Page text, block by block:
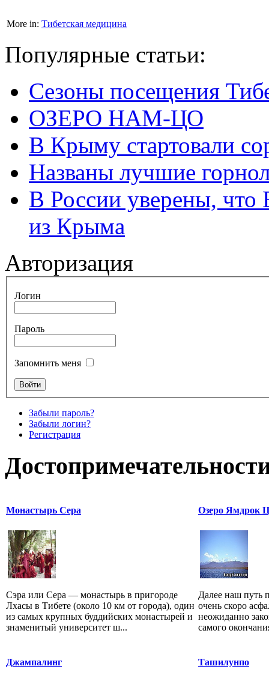
More in: Тибетская медицина
Популярные статьи:
Сезоны посещения
ОЗЕРО НАМ-ЦО
В Крыму стартовали
Названы лучшие
В России уверены, что
из Крыма
Авторизация
Логин
Пароль
Запомнить меня
Забыли пароль?
Забыли логин?
Регистрация
Монастырь Сера
Сэра или Сера — монастырь в пригороде
Лхасы в Тибете (около 10 км от города), один
из самых крупных буддийских монастырей и
знаменитый университет ш...
Озеро Ямдрок
Далее наш путь
очень скоро
неожиданно
самого
Джампалинг Ташилунпо